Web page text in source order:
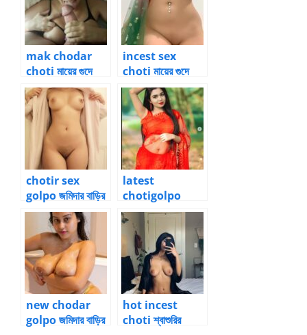
mak chodar
choti মায়ের গুদে
ছেলের বাড়া গল্প 5
incest sex
choti মায়ের গুদে
ছেলের বাড়া 1
chotir sex
golpo জমিদার বাড়ির
গুপ্ত লালসা বাংলা গল্প
latest
chotigolpo
জমিদার বাড়ির গুপ্ত
লালসা চটি গল্প 2
new chodar
golpo জমিদার বাড়ির
hot incest
choti শ্বাশুরির